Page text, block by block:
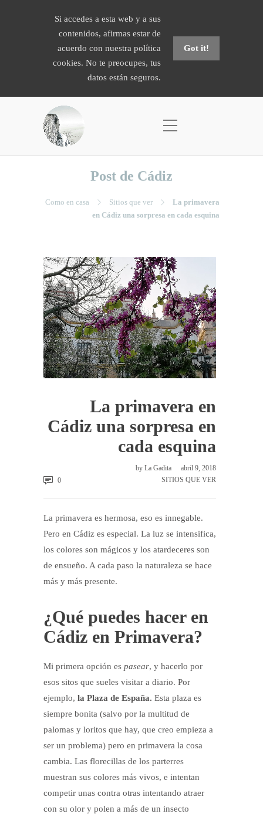
Si accedes a esta web y a sus
contenidos, afirmas estar de
acuerdo con nuestra política
cookies. No te preocupes, tus
datos están seguros.
Got it!
Post de Cádiz
Como en casa Sitios que ver
La primavera
en Cádiz una sorpresa en cada esquina
La primavera en
Cádiz una sorpresa en
cada esquina
by La Gadita
abril 9, 2018
SITIOS QUE VER
0
La primavera es hermosa, eso es innegable.
Pero en Cádiz es especial. La luz se intensifica,
los colores son mágicos y los atardeceres son
de ensueño. A cada paso la naturaleza se hace
más y más presente.
¿Qué puedes hacer en
Cádiz en Primavera?
Mi primera opción es pasear, y hacerlo por
esos sitos que sueles visitar a diario. Por
ejemplo, la Plaza de España. Esta plaza es
siempre bonita (salvo por la multitud de
palomas y loritos que hay, que creo empieza a
ser un problema) pero en primavera la cosa
cambia. Las florecillas de los parterres
muestran sus colores más vivos, e intentan
competir unas contra otras intentando atraer
con su olor y polen a más de un insecto